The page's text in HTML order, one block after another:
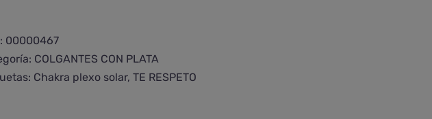
00000467
COLGANTES CON PLATA
Chakra plexo solar, TE RESPETO